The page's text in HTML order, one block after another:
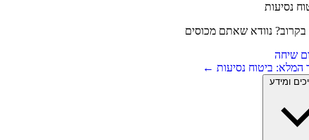
נוודא שאתם מכוסים
שיחה
המלא: ביטוח נסיעות ←
ומידע